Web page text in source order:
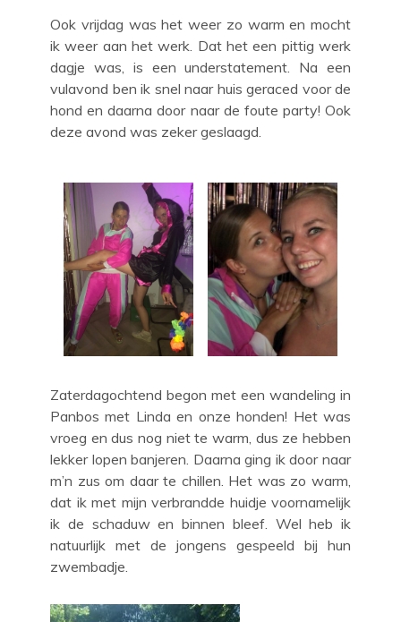
Ook vrijdag was het weer zo warm en mocht
ik weer aan het werk. Dat het een pittig werk
dagje was, is een understatement. Na een
vulavond ben ik snel naar huis geraced voor de
hond en daarna door naar de foute party! Ook
deze avond was zeker geslaagd.
Zaterdagochtend begon met een wandeling in
Panbos met Linda en onze honden! Het was
vroeg en dus nog niet te warm, dus ze hebben
lekker lopen banjeren. Daarna ging ik door naar
m’n zus om daar te chillen. Het was zo warm,
dat ik met mijn verbrandde huidje voornamelijk
ik de schaduw en binnen bleef. Wel heb ik
natuurlijk met de jongens gespeeld bij hun
zwembadje.